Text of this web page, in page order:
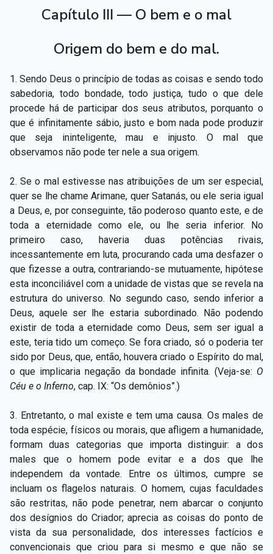
Capítulo III — O bem e o mal
Origem do bem e do mal.
1. Sendo Deus o princípio de todas as coisas e sendo todo
sabedoria, todo bondade, todo justiça, tudo o que dele
procede há de participar dos seus atributos, porquanto o
que é infinitamente sábio, justo e bom nada pode produzir
que seja ininteligente, mau e injusto. O mal que
observamos não pode ter nele a sua origem.
2. Se o mal estivesse nas atribuições de um ser especial,
quer se lhe chame Arimane, quer Satanás, ou ele seria igual
a Deus, e, por conseguinte, tão poderoso quanto este, e de
toda a eternidade como ele, ou lhe seria inferior. No
primeiro caso, haveria duas potências rivais,
incessantemente em luta, procurando cada uma desfazer o
que fizesse a outra, contrariando-se mutuamente, hipótese
esta inconciliável com a unidade de vistas que se revela na
estrutura do universo. No segundo caso, sendo inferior a
Deus, aquele ser lhe estaria subordinado. Não podendo
existir de toda a eternidade como Deus, sem ser igual a
este, teria tido um começo. Se fora criado, só o poderia ter
sido por Deus, que, então, houvera criado o Espírito do mal,
o que implicaria negação da bondade infinita. (Veja-se: O
Céu e o Inferno, cap. IX: “Os demônios”.)
3. Entretanto, o mal existe e tem uma causa. Os males de
toda espécie, físicos ou morais, que afligem a humanidade,
formam duas categorias que importa distinguir: a dos
males que o homem pode evitar e a dos que lhe
independem da vontade. Entre os últimos, cumpre se
incluam os flagelos naturais. O homem, cujas faculdades
são restritas, não pode penetrar, nem abarcar o conjunto
dos desígnios do Criador; aprecia as coisas do ponto de
vista da sua personalidade, dos interesses factícios e
convencionais que criou para si mesmo e que não se